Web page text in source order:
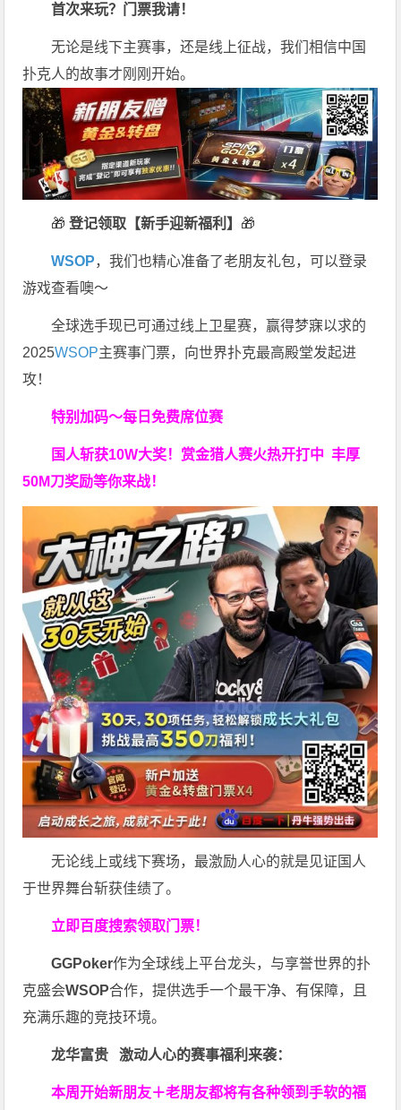
首次来玩？门票我请！
无论是线下主赛事，还是线上征战，我们相信中国
扑克人的故事才刚刚开始。
🎁 登记领取【新手迎新福利】 🎁
WSOP，我们也精心准备了老朋友礼包，可以登录
游戏查看噢～
全球选手现已可通过线上卫星赛，赢得梦寐以求的
2025WSOP主赛事门票，向世界扑克最高殿堂发起进
攻！
特别加码～每日免费席位赛
国人斩获10W大奖！ 赏金猎人赛火热开打中 丰厚
50M刀奖励等你来战！
无论线上或线下赛场，最激励人心的就是见证国人
于世界舞台斩获佳绩了。
立即百度搜索领取门票！
GGPoker作为全球线上平台龙头，与享誉世界的扑
克盛会WSOP合作，提供选手一个最干净、有保障，且
充满乐趣的竞技环境。
龙华富贵 激动人心的赛事福利来袭：
本周开始新朋友＋老朋友都将有各种领到手软的福